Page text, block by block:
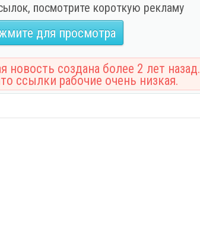
посмотрите короткую рекламу
для просмотра
новость создана более 2 лет назад.
ссылки рабочие очень низкая.